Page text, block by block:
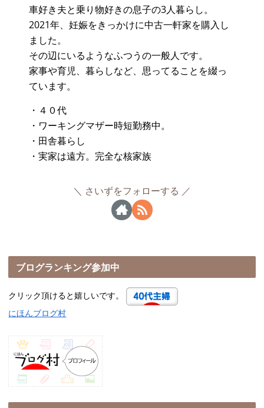
車好き夫と乗り物好きの息子の3人暮らし。
2021年、妊娠をきっかけに中古一軒家を購入し
ました。
その辺にいるようなふつうの一般人です。
家事や育児、暮らしなど、思ってることを綴っ
ています。
・４０代
・ワーキングマザー時短勤務中。
・田舎暮らし
・実家は遠方。完全な核家族
さいずをフォローする
ブログランキング参加中
クリック頂けると嬉しいです。
にほんブログ村